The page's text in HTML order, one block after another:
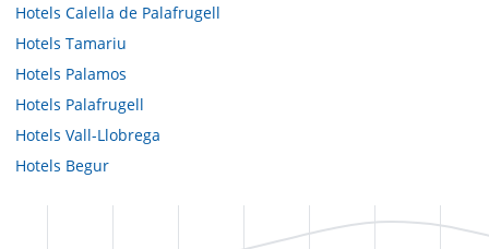
Hotels Calella de Palafrugell
Hotels Tamariu
Hotels Palamos
Hotels Palafrugell
Hotels Vall-Llobrega
Hotels Begur